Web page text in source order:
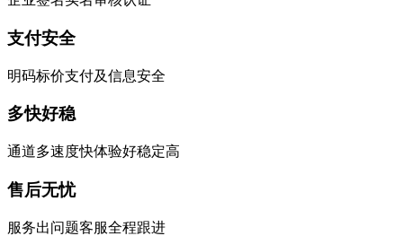
支付安全
明码标价支付及信息安全
多快好稳
通道多速度快体验好稳定高
售后无忧
服务出问题客服全程跟进